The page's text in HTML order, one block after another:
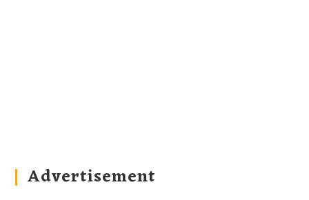
Advertisement